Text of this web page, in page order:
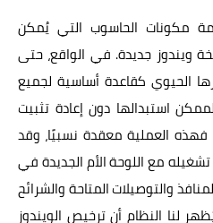
مكونات الحاسوب التي يُمكن
ويندوز جديدة. في الواقع، حتى
الحيوي كقاعدة أساسية لجميع
استبدالها دون إعادة تثبيت
العملية معقدة نسبيًا، وقد
مع اللوحة الأم الجديدة في
والتوصيلات المتاحة والشرائح
لنا النظام أن ترخيص الويندوز